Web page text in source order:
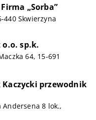
„Sorba”
440 Skwierzyna
o.o. sp.k.
64, 15-691
przewodnik
8 lok.,